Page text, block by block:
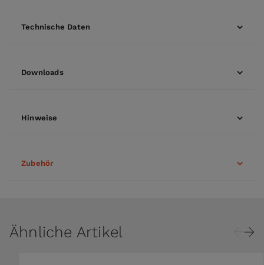
Technische Daten
Downloads
Hinweise
Zubehör
Ähnliche Artikel